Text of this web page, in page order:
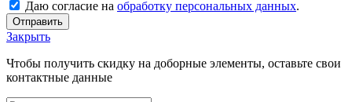
Даю согласие на обработку персональных данных.
Отправить
Закрыть
Чтобы получить скидку на доборные элементы, оставьте свои
контактные данные